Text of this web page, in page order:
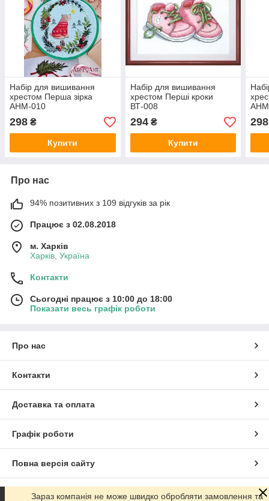
Набір для вишивання
хрестом Перша зірка
АНМ-010
298 ₴
Купити
Набір для вишивання
хрестом Перші кроки
ВТ-008
294₴
Купити
298
Про нас
94% позитивних з 109 відгуків за рік
Працює з 02.08.2018
м. Харків
Харків, Україна
Контакти
Сьогодні працює з 10:00 до 18:00
Показати весь графік роботи
Про нас
Контакти
Доставка та оплата
Графік роботи
Повна версія сайту
Сайт створено на маркетплейсіProm.ua
Зараз компанія не може швидко обробляти замовлення та